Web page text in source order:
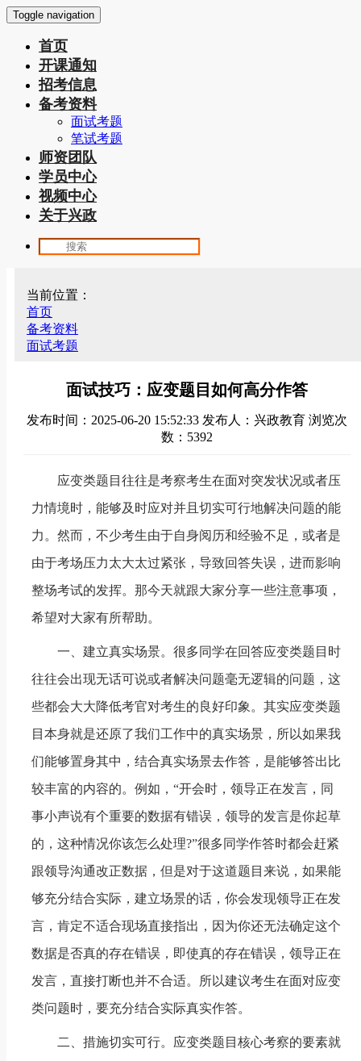
Toggle navigation
首页
开课通知
招考信息
备考资料
面试考题
笔试考题
师资团队
学员中心
视频中心
关于兴政
当前位置：
首页
备考资料
面试考题
面试技巧：应变题目如何高分作答
发布时间：2025-06-20 15:52:33 发布人：兴政教育 浏览次
数：5392
应变类题目往往是考察考生在面对突发状况或者压
力情境时，能够及时应对并且切实可行地解决问题的能
力。然而，不少考生由于自身阅历和经验不足，或者是
由于考场压力太大太过紧张，导致回答失误，进而影响
整场考试的发挥。那今天就跟大家分享一些注意事项，
希望对大家有所帮助。
一、建立真实场景。很多同学在回答应变类题目时
往往会出现无话可说或者解决问题毫无逻辑的问题，这
些都会大大降低考官对考生的良好印象。其实应变类题
目本身就是还原了我们工作中的真实场景，所以如果我
们能够置身其中，结合真实场景去作答，是能够答出比
较丰富的内容的。例如，“开会时，领导正在发言，同
事小声说有个重要的数据有错误，领导的发言是你起草
的，这种情况你该怎么处理?”很多同学作答时都会赶紧
跟领导沟通改正数据，但是对于这道题目来说，如果能
够充分结合实际，建立场景的话，你会发现领导正在发
言，肯定不适合现场直接指出，因为你还无法确定这个
数据是否真的存在错误，即使真的存在错误，领导正在
发言，直接打断也并不合适。所以建议考生在面对应变
类问题时，要充分结合实际真实作答。
二、措施切实可行。应变类题目核心考察的要素就